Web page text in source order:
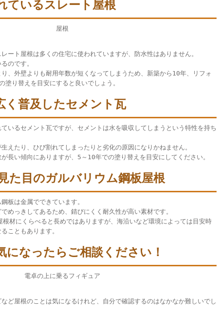
ているスレート屋根
ート屋根は多くの住宅に使われていますが、防水性はありません。
のです。
、外壁よりも耐用年数が短くなってしまうため、新築から10年、リフォ
塗り替えを目安にすると良いでしょう。
く普及したセメント瓦
いるセメント瓦ですが、セメントは水を吸収してしまうという特性を持ち
えたり、ひび割れてしまったりと劣化の原因になりかねません。
長い傾向にありますが、5～10年での塗り替えを目安にしてください。
た目のガルバリウム鋼板屋根
板は金属でできています。
めっきしてあるため、錆びにくく耐久性が高い素材です。
材にくらべると長めではありますが、海沿いなど環境によっては目安時
こともあります。
になったらご相談ください！
ど屋根のことは気になるけれど、自分で確認するのはなかなか難しいでし